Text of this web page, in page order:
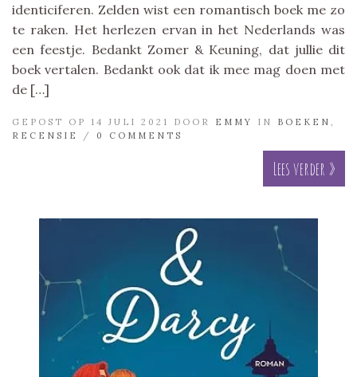
identiciferen. Zelden wist een romantisch boek me zo
te raken. Het herlezen ervan in het Nederlands was
een feestje. Bedankt Zomer & Keuning, dat jullie dit
boek vertalen. Bedankt ook dat ik mee mag doen met
de […]
GEPOST OP 14 JULI 2021 DOOR EMMY IN BOEKEN
RECENSIE
/ 0 COMMENTS
Lees verder »